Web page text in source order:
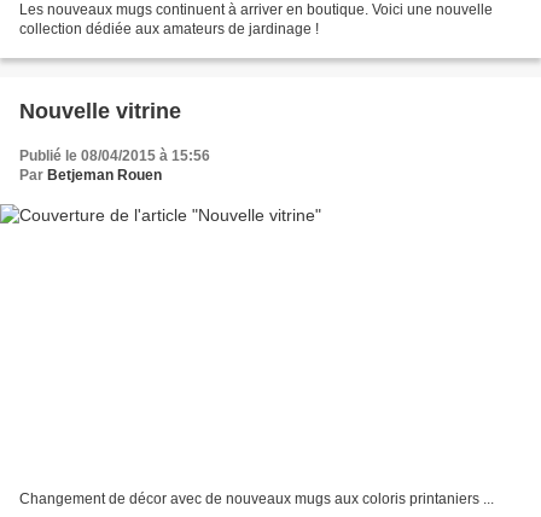
Les nouveaux mugs continuent à arriver en boutique. Voici une nouvelle
collection dédiée aux amateurs de jardinage !
Nouvelle vitrine
Publié le 08/04/2015 à 15:56
Par Betjeman Rouen
Changement de décor avec de nouveaux mugs aux coloris printaniers ...